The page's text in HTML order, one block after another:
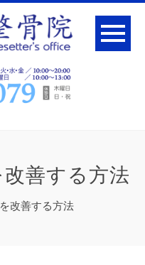
善する方法
改善する方法